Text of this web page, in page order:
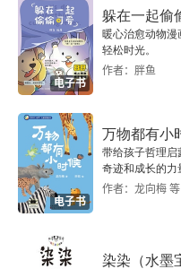
电子书
躲在一起偷
暖心治愈动物漫
轻松时光。
作者：胖鱼
电子书
万物都有小
带给孩子哲理启
奇迹和成长的力
作者：龙向梅 等
染染（水墨